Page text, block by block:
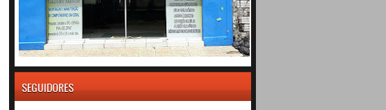
SEGUIDORES